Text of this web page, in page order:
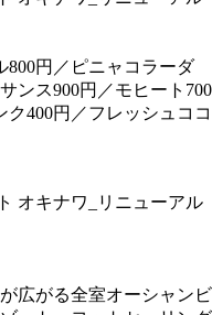
800円／ピニャコラーダ
ンス900円／モヒート700
400円／フレッシュココ
広がる全室オーシャンビ